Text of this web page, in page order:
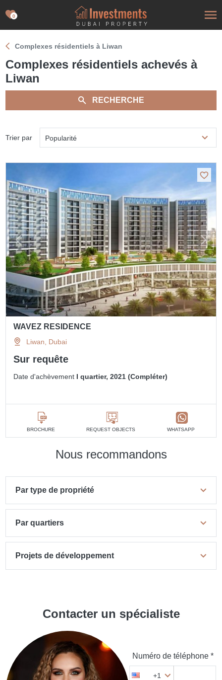
0
Complexes résidentiels à Liwan
Complexes résidentiels achevés à
Liwan
RECHERCHE
Trier par Popularité
WAVEZ RESIDENCE
Liwan, Dubai
Sur requête
Date d'achèvement I quartier, 2021 (Compléter)
BROCHURE REQUEST OBJECTS WHATSAPP
Nous recommandons
Par type de propriété
Par quartiers
Projets de développement
Contacter un spécialiste
Numéro de téléphone *
+1